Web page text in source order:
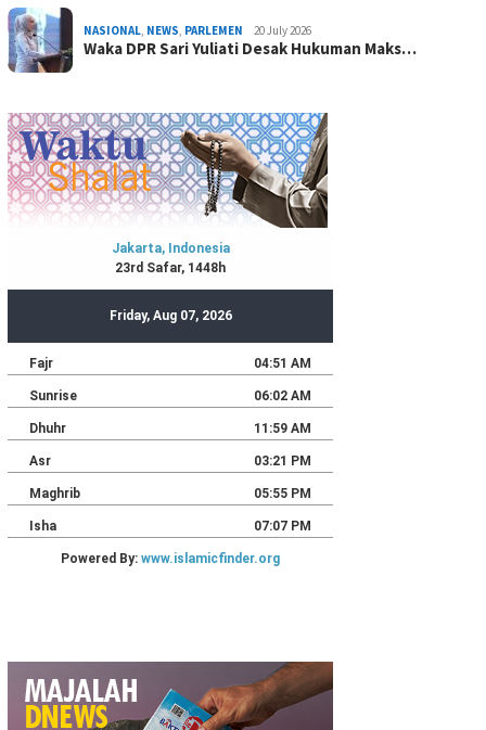
NASIONAL, NEWS, PARLEMEN 20 July 2026
Waka DPR Sari Yuliati Desak Hukuman Maks…